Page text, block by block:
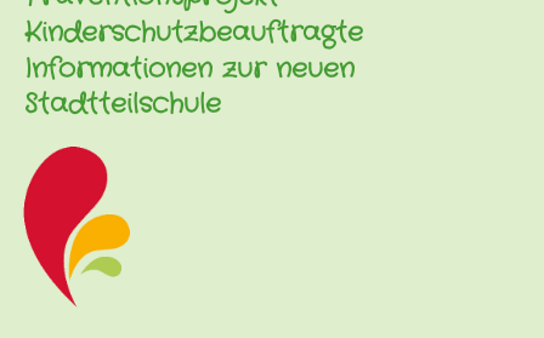
Kinderschutzbeauftragte
Informationen zur neuen
Stadtteilschule